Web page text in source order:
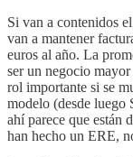
Si van a contenidos
van a mantener
euros al año. La
ser un negocio
rol importante si se
modelo (desde luego
ahí parece que están
han hecho un ERE,